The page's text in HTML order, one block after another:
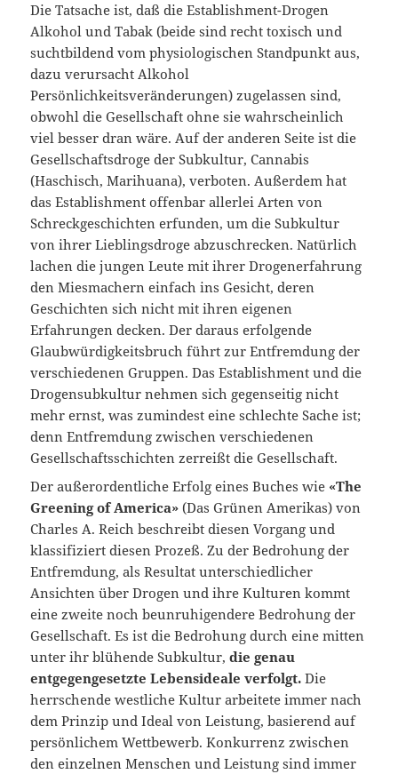
Die Tatsache ist, daß die Establishment-Drogen
Alkohol und Tabak (beide sind recht toxisch und
suchtbildend vom physiologischen Standpunkt aus,
dazu verursacht Alkohol
Persönlichkeitsveränderungen) zugelassen sind,
obwohl die Gesellschaft ohne sie wahrscheinlich
viel besser dran wäre. Auf der anderen Seite ist die
Gesellschaftsdroge der Subkultur, Cannabis
(Haschisch, Marihuana), verboten. Außerdem hat
das Establishment offenbar allerlei Arten von
Schreckgeschichten erfunden, um die Subkultur
von ihrer Lieblingsdroge abzuschrecken. Natürlich
lachen die jungen Leute mit ihrer Drogenerfahrung
den Miesmachern einfach ins Gesicht, deren
Geschichten sich nicht mit ihren eigenen
Erfahrungen decken. Der daraus erfolgende
Glaubwürdigkeitsbruch führt zur Entfremdung der
verschiedenen Gruppen. Das Establishment und die
Drogensubkultur nehmen sich gegenseitig nicht
mehr ernst, was zumindest eine schlechte Sache ist;
denn Entfremdung zwischen verschiedenen
Gesellschaftsschichten zerreißt die Gesellschaft.
Der außerordentliche Erfolg eines Buches wie «The
Greening of America» (Das Grünen Amerikas) von
Charles A. Reich beschreibt diesen Vorgang und
klassifiziert diesen Prozeß. Zu der Bedrohung der
Entfremdung, als Resultat unterschiedlicher
Ansichten über Drogen und ihre Kulturen kommt
eine zweite noch beunruhigendere Bedrohung der
Gesellschaft. Es ist die Bedrohung durch eine mitten
unter ihr blühende Subkultur,die genau
entgegengesetzte Lebensideale verfolgt.Die
herrschende westliche Kultur arbeitete immer nach
dem Prinzip und Ideal von Leistung, basierend auf
persönlichem Wettbewerb. Konkurrenz zwischen
den einzelnen Menschen und Leistung sind immer